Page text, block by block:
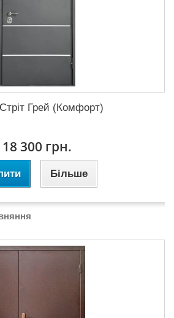
Грей (Комфорт)
18 300 грн.
Більше